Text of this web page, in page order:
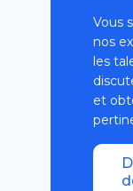
Vous
nos
les
et